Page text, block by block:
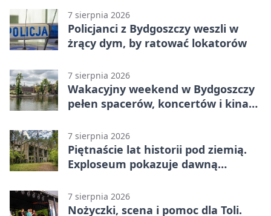
7 sierpnia 2026
Policjanci z Bydgoszczy weszli w
żrący dym, by ratować lokatorów
7 sierpnia 2026
Wakacyjny weekend w Bydgoszczy
pełen spacerów, koncertów i kina
7 sierpnia 2026
Piętnaście lat historii pod ziemią.
Exploseum pokazuje dawną
7 sierpnia 2026
Nożyczki, scena i pomoc dla Toli.